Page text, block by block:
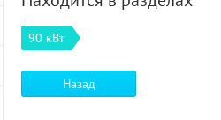
90 кВт
Назад